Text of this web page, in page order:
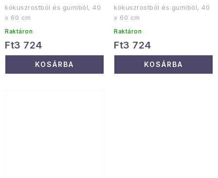
kókuszrostból és gumiból, 40
x 60 cm
Raktáron
Ft3 724
KOSÁRBA
kókuszrostból és gumiból, 40
x 60 cm
Raktáron
Ft3 724
KOSÁRBA